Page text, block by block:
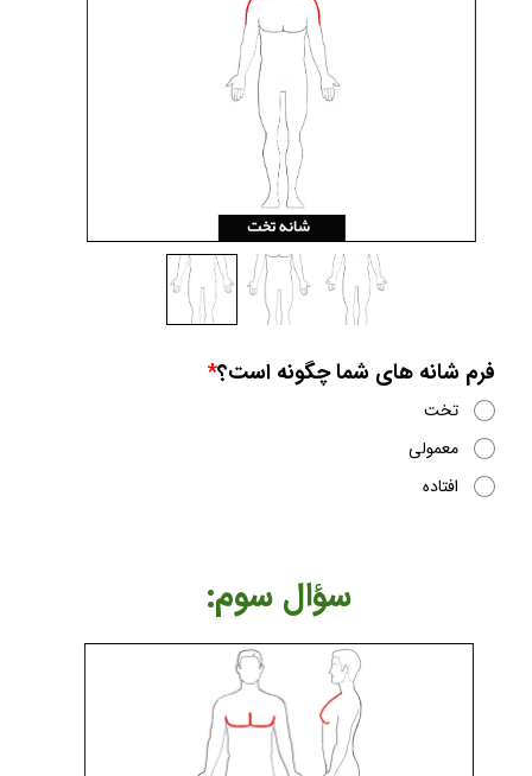
​​​​سؤال سوم:
فرم شانه های شما چگونه است؟
تخت
معمولی
افتاده